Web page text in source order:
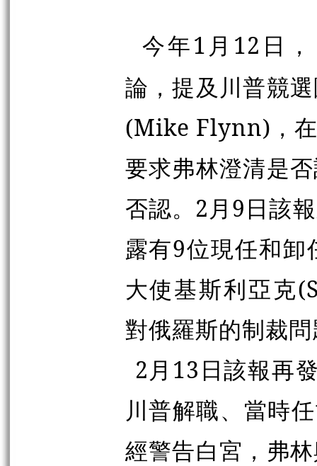
今年1月12日
論，提及川普競
(Mike Flynn)，在
要求弗林澄清是
否認。2月9日該
露有9位現任和
大使基斯利亞克
對俄羅斯的制裁
2月13日該報再
川普解職、當時
經警告白宮，弗